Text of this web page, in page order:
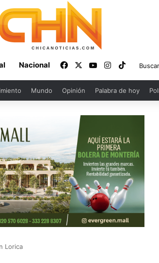
Nacional FacebookYouTubeInstagram
TikTok
Mundo Opinión Palabra de hoy
Lorica